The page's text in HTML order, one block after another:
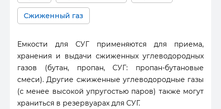
Сжиженный газ
Емкости для СУГ применяются для приема,
хранения и выдачи сжиженных углеводородных
газов (бутан, пропан, СУГ: пропан-бутановые
смеси). Другие сжиженные углеводородные газы
(с менее высокой упругостью паров) также могут
храниться в резервуарах для СУГ.